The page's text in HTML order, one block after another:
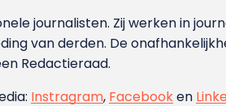
journalisten. Zij werken in
van derden. De
Redactieraad.
Instragram, Facebooken